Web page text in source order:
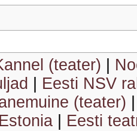
(teater)
Eesti NSV
(teater)
Eesti